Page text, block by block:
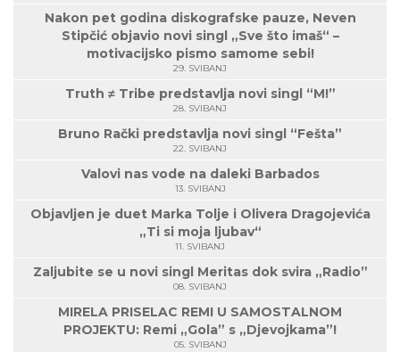
Nakon pet godina diskografske pauze, Neven
Stipčić objavio novi singl „Sve što imaš“ –
motivacijsko pismo samome sebi!
29. SVIBANJ
Truth ≠ Tribe predstavlja novi singl “M!”
28. SVIBANJ
Bruno Rački predstavlja novi singl “Fešta”
22. SVIBANJ
Valovi nas vode na daleki Barbados
13. SVIBANJ
Objavljen je duet Marka Tolje i Olivera Dragojevića
„Ti si moja ljubav“
11. SVIBANJ
Zaljubite se u novi singl Meritas dok svira „Radio”
08. SVIBANJ
MIRELA PRISELAC REMI U SAMOSTALNOM
PROJEKTU: Remi „Gola” s „Djevojkama”!
05. SVIBANJ